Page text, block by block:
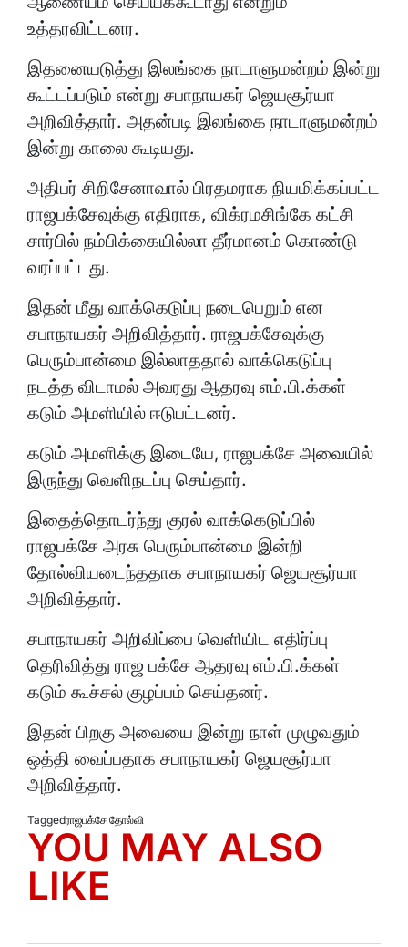
உத்தரவிட்டனர.
இதனையடுத்து இலங்கை நாடாளுமன்றம் இன்று
கூட்டப்படும் என்று சபாநாயகர் ஜெயசூர்யா
அறிவித்தார். அதன்படி இலங்கை நாடாளுமன்றம்
இன்று காலை கூடியது.
அதிபர் சிறிசேனாவால் பிரதமராக நியமிக்கப்பட்ட
ராஜபக்சேவுக்கு எதிராக, விக்ரமசிங்கே கட்சி
சார்பில் நம்பிக்கையில்லா தீர்மானம் கொண்டு
வரப்பட்டது.
இதன் மீது வாக்கெடுப்பு நடைபெறும் என
சபாநாயகர் அறிவித்தார். ராஜபக்சேவுக்கு
பெரும்பான்மை இல்லாததால் வாக்கெடுப்பு
நடத்த விடாமல் அவரது ஆதரவு எம்.பி.க்கள்
கடும் அமளியில் ஈடுபட்டனர்.
கடும் அமளிக்கு இடையே, ராஜபக்சே அவையில்
இருந்து வெளிநடப்பு செய்தார்.
இதைத்தொடர்ந்து குரல் வாக்கெடுப்பில்
ராஜபக்சே அரசு பெரும்பான்மை இன்றி
தோல்வியடைந்ததாக சபாநாயகர் ஜெயசூர்யா
அறிவித்தார்.
சபாநாயகர் அறிவிப்பை வெளியிட எதிர்ப்பு
தெரிவித்து ராஜ பக்சே ஆதரவு எம்.பி.க்கள்
கடும் கூச்சல் குழப்பம் செய்தனர்.
இதன் பிறகு அவையை இன்று நாள் முழுவதும்
ஒத்தி வைப்பதாக சபாநாயகர் ஜெயசூர்யா
அறிவித்தார்.
Taggedராஜபக்சே தோல்வி
YOU MAY ALSO
LIKE